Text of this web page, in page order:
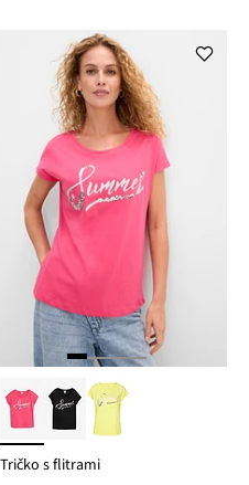
Tričko s flitrami